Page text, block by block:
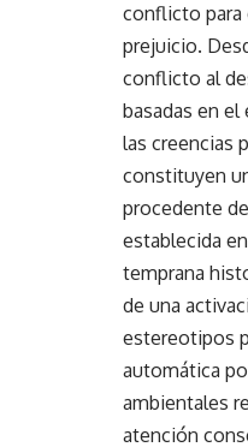
conflicto para
prejuicio.
conflicto al
basadas en
las creencias
constituyen
procedente
establecida
temprana
de una
estereotipos
automática
ambientales
atención